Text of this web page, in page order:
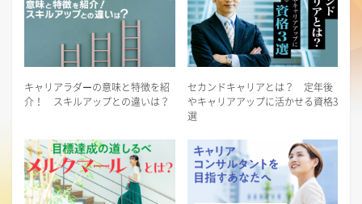
キャリアラダーの意味と特徴を紹
介！ スキルアップとの違いは？
セカンドキャリアとは？ 定年後
やキャリアアップに活かせる資格3
選